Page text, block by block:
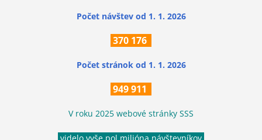
Počet návštev od 1. 1. 2026
370 176
Počet stránok od 1. 1. 2026
949 911
V roku 2025 webové stránky SSS